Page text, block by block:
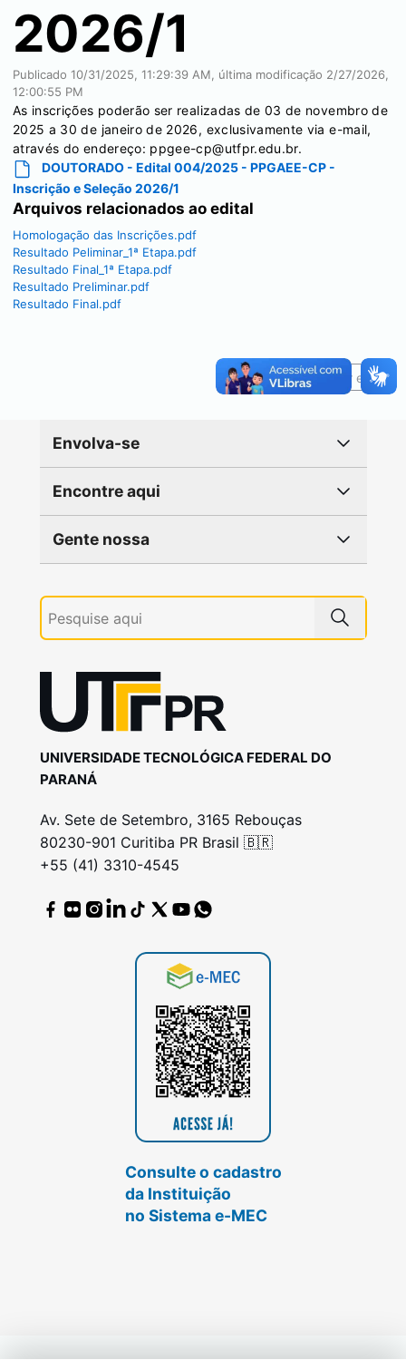
2026/1
Publicado 10/31/2025, 11:29:39 AM , última modificação 2/27/2026,
12:00:55 PM
As inscrições poderão ser realizadas de 03 de novembro de
2025 a 30 de janeiro de 2026, exclusivamente via e-mail,
através do endereço: ppgee-cp@utfpr.edu.br.
DOUTORADO - Edital 004/2025 - PPGAEE-CP -
Inscrição e Seleção 2026/1
Arquivos relacionados ao edital
Homologação das Inscrições.pdf
Resultado Peliminar_1ª Etapa.pdf
Resultado Final_1ª Etapa.pdf
Resultado Preliminar.pdf
Resultado Final.pdf
Reportar erro
Envolva-se
Encontre aqui
Gente nossa
UNIVERSIDADE TECNOLÓGICA FEDERAL DO
PARANÁ
Av. Sete de Setembro, 3165 Rebouças
80230-901 Curitiba PR Brasil 🇧🇷
+55 (41) 3310-4545
Consulte o cadastro
da Instituição
no Sistema e-MEC